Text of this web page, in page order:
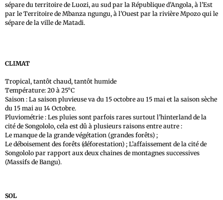
sépare du territoire de Luozi, au sud par la République d’Angola, à l’Est
par le Territoire de Mbanza ngungu, à l’Ouest par la rivière Mpozo qui le
sépare de la ville de Matadi.
CLIMAT
Tropical, tantôt chaud, tantôt humide
Température: 20 à 25°C
Saison : La saison pluvieuse va du 15 octobre au 15 mai et la saison sèche
du 15 mai au 14 Octobre.
Pluviométrie : Les pluies sont parfois rares surtout l’hinterland de la
cité de Songololo, cela est dû à plusieurs raisons entre autre :
Le manque de la grande végétation (grandes forêts) ;
Le déboisement des forêts (déforestation) ; L’affaissement de la cité de
Songololo par rapport aux deux chaines de montagnes successives
(Massifs de Bangu).
SOL